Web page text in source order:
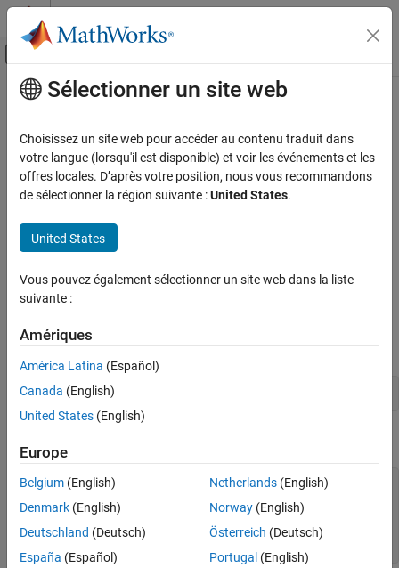
Passer au contenu
Activer/désactiver l'affichage du menu
Accueil de la documentation
Raspberry Pi Blockset
Custom Device Driver Blocks
ON THIS PAGE
Simulink Model
Contenu principal
Test System Object
Step 6 of 6 inCreate a Digital Read Block
5
Create an instance of theDigitalReadclass.
dr = DigitalRead()
dr.step()
ans =
Sélectionner un site web
Choisissez un site web pour accéder au contenu traduit dans
votre langue (lorsqu'il est disponible) et voir les événements et les
offres locales. D’après votre position, nous vous recommandons
de sélectionner la région suivante :United States.
United States
Vous pouvez également sélectionner un site web dans la liste
suivante :
Amériques
América Latina (Español)
Canada (English)
United States (English)
Europe
Belgium (English)
Denmark (English)
Deutschland (Deutsch)
España (Español)
Netherlands(English)
Norway(English)
Österreich (Deutsch)
Portugal (English)